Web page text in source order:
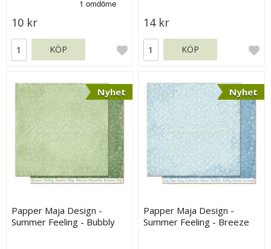
10 kr
KÖP
14 kr
KÖP
Nyhet
Papper Maja Design -
Summer Feeling - Bubbly
Nyhet
Papper Maja Design -
Summer Feeling - Breeze